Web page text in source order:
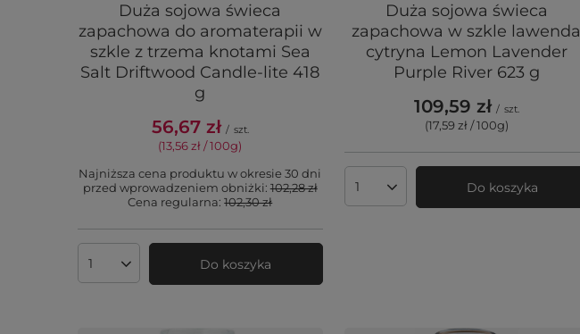
Duża sojowa świeca
zapachowa do aromaterapii w
szkle z trzema knotami Sea
Salt Driftwood Candle-lite 418
g
56,67 zł / szt.
(13,56 zł / 100g)
Najniższa cena produktu w okresie 30 dni
przed wprowadzeniem obniżki:102,28 zł
Cena regularna:102,30 zł
Ilość produktów Do koszyka
Duża sojowa świeca
zapachowa w szkle lawenda
cytryna Lemon Lavender
Purple River 623 g
109,59 zł / szt.
(17,59 zł / 100g)
Ilość produktów Do koszyka